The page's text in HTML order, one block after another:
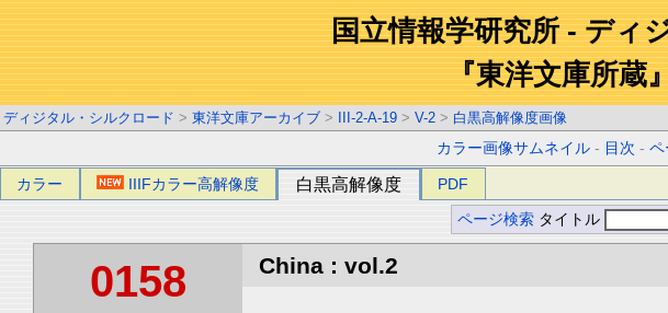
国立情報学研究所 - ディ
『東洋文庫所蔵
ディジタル・シルクロード > 東洋文庫アーカイブ > III-2-A-19 > V-2 > 白黒高解像度画像
カラー画像サムネイル - 目次 -ペ
カラー IIIFカラー高解像度 白黒高解像度 PDF
ページ検索 タイトル
0158 China : vol.2